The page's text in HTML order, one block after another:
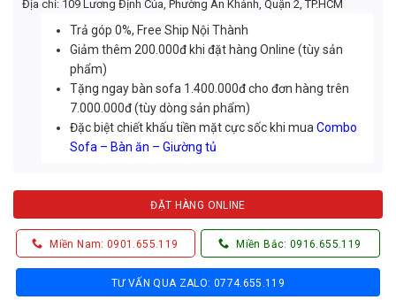
Địa chỉ: 109 Lương Định Của, Phường An Khánh, Quận 2, TP.HCM
Trả góp 0%, Free Ship Nội Thành
Giảm thêm 200.000đ khi đặt hàng Online (tùy sản
phẩm)
Tặng ngay bàn sofa 1.400.000đ cho đơn hàng trên
7.000.000đ (tùy dòng sản phẩm)
Đặc biệt chiết khấu tiền mặt cực sốc khi muaCombo
Sofa – Bàn ăn – Giường tủ
ĐẶT HÀNG ONLINE
Miền Nam: 0901.655.119 Miền Bắc: 0916.655.119
TƯ VẤN QUA ZALO: 0774.655.119